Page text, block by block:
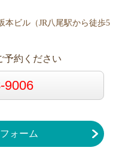
本ビル（JR八尾駅から徒歩5
予約ください
9006
ォーム